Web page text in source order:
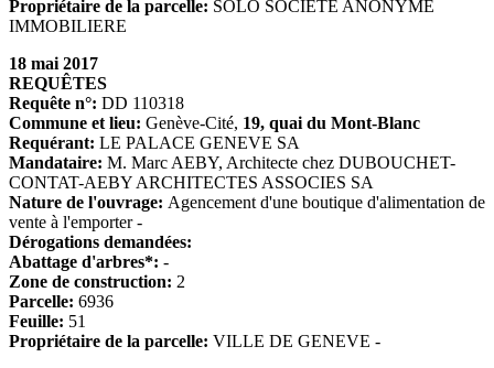
Propriétaire de la parcelle: SOLO SOCIETE ANONYME
IMMOBILIERE
18 mai 2017
REQUÊTES
Requête n°: DD 110318
Commune et lieu: Genève-Cité, 19, quai du Mont-Blanc
Requérant: LE PALACE GENEVE SA
Mandataire: M. Marc AEBY, Architecte chez DUBOUCHET-
CONTAT-AEBY ARCHITECTES ASSOCIES SA
Nature de l'ouvrage: Agencement d'une boutique d'alimentation de
vente à l'emporter -
Dérogations demandées:
Abattage d'arbres*: -
Zone de construction: 2
Parcelle: 6936
Feuille: 51
Propriétaire de la parcelle: VILLE DE GENEVE -